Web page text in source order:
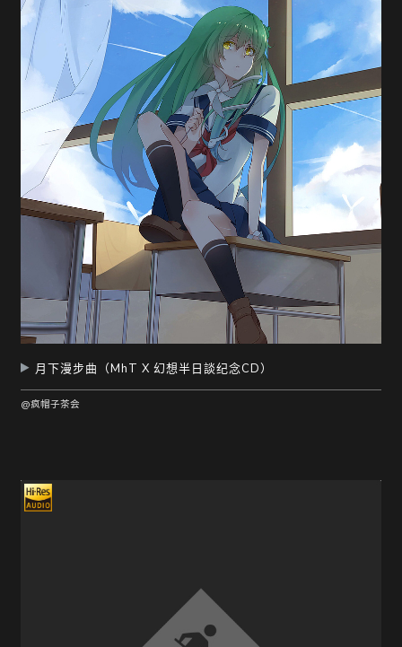
月下漫步曲（MhT X 幻想半日談纪念CD）
@疯帽子茶会